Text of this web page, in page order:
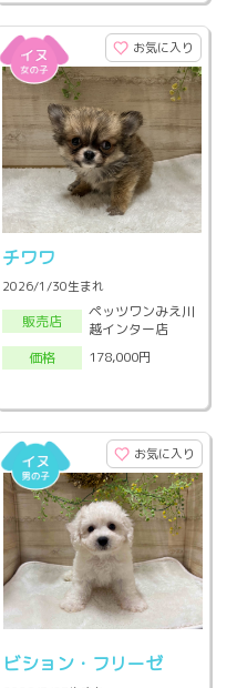
お気に入り
チワワ
2026/1/30生まれ
販売店
ペッツワンみえ川
越インター店
価格
178,000円
お気に入り
ビション・フリーゼ